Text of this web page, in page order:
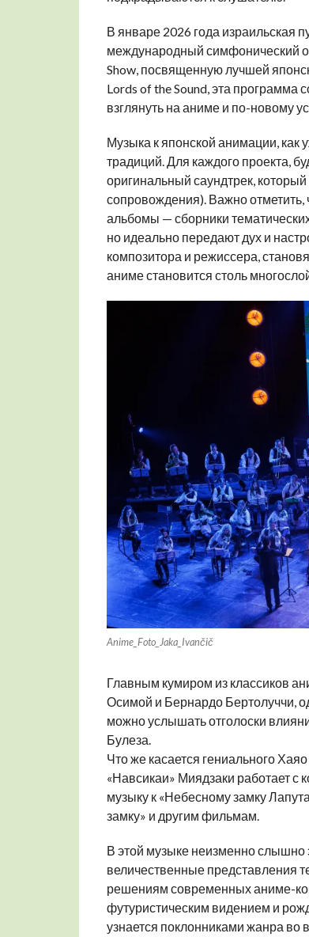
В январе 2026 года израильская
международный симфонический
Show, посвященную лучшей
Lords of the Sound, эта программа
взглянуть на аниме и по-новому
Музыка к японской анимации, как
традиций. Для каждого проекта,
оригинальный саундтрек,
сопровождения). Важно
альбомы — сборники
но идеально передают дух и
композитора и режиссера,
аниме становится столь
Anime_Foto_Jaka_Ivančič
Главным кумиром из классиков
Осимой и Бернардо Бертолуччи,
можно услышать отголоски
Булеза.
Что же касается гениального
«Навсикаи» Миядзаки работает
музыку к «Небесному замку
замку» и другим фильмам.
В этой музыке неизменно слышно
величественные представления
решениям современных аниме-
футуристическим видением и
узнается поклонниками жанра во